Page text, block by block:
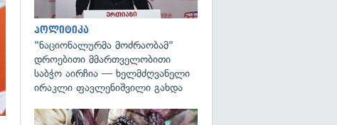
პოლიტიკა
"ნაციონალურმა მოძრაობამ"
დროებითი მმართველობითი
საბჭო აირჩია — ხელმძღვანელი
ირაკლი ფავლენიშვილი გახდა